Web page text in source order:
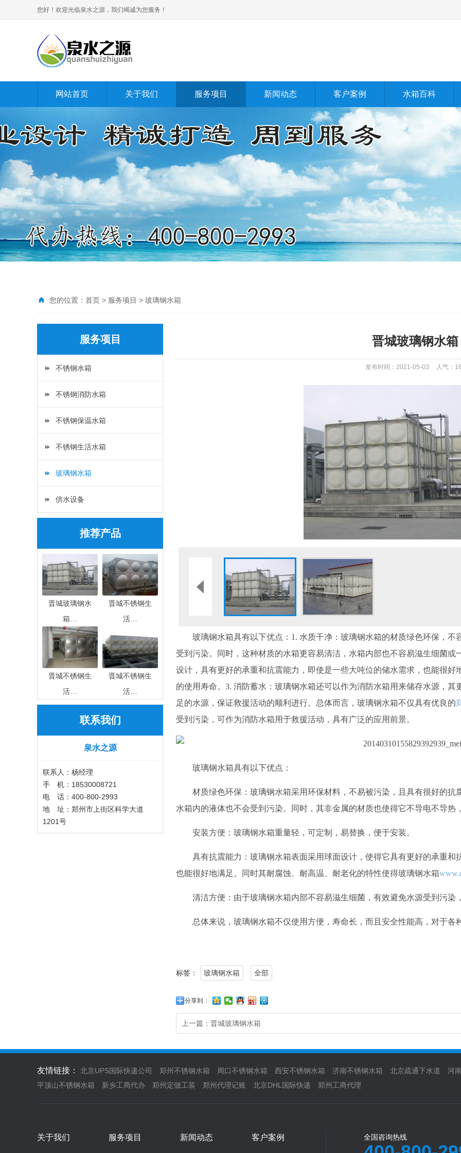
您好！欢迎光临泉水之源，我们竭诚为您服务！
网站首页 关于我们 服务项目 新闻动态 客户案例 水箱百科
您的位置： 首页 > 服务项目 > 玻璃钢水箱
服务项目
不锈钢水箱
不锈钢消防水箱
不锈钢保温水箱
不锈钢生活水箱
玻璃钢水箱
供水设备
推荐产品
晋城玻璃钢水
箱…
晋城不锈钢生
活…
晋城不锈钢生
活…
晋城不锈钢生
活…
联系我们
泉水之源
联系人：杨经理
手 机：18530008721
电 话：400-800-2993
地 址：郑州市上街区科学大道
1201号
晋城玻璃钢水箱
发布时间：2021-05-03 人气：
玻璃钢水箱具有以下优点：1. 水质干净：玻璃钢水箱的材质绿色环保，
受到污染。同时，这种材质的水箱更容易清洁，水箱内部也不容易滋生细菌
设计，具有更好的承重和抗震能力，即使是一些大吨位的储水需求，也能很
的使用寿命。3. 消防蓄水：玻璃钢水箱还可以作为消防水箱用来储存水源，
足的水源，保证救援活动的顺利进行。总体而言，玻璃钢水箱不仅具有优良的
受到污染，可作为消防水箱用于救援活动，具有广泛的应用前景。
玻璃钢水箱具有以下优点：
材质绿色环保：玻璃钢水箱采用环保材料，不易被污染，且具有很好的
水箱内的液体也不会受到污染。同时，其非金属的材质也使得它不导电不导热
安装方便：玻璃钢水箱重量轻，可定制，易替换，便于安装。
具有抗震能力：玻璃钢水箱表面采用球面设计，使得它具有更好的承重
也能很好地满足。同时其耐腐蚀、耐高温、耐老化的特性使得玻璃钢水箱
清洁方便：由于玻璃钢水箱内部不容易滋生细菌，有效避免水源受到污染
总体来说，玻璃钢水箱不仅使用方便，寿命长，而且安全性能高，对于各
标签： 玻璃钢水箱 全部
分享到：
上一篇： 晋城玻璃钢水箱
友情链接： 北京UPS国际快递公司 郑州不锈钢水箱 周口不锈钢水箱 西安不锈钢水箱 济南不锈钢水箱 北京疏通下水道
河
平顶山不锈钢水箱
新乡工商代办 郑州定做工装 郑州代理记账 北京DHL国际快递 郑州工商代理
关于我们 服务项目 新闻动态 客户案例 全国咨询热线